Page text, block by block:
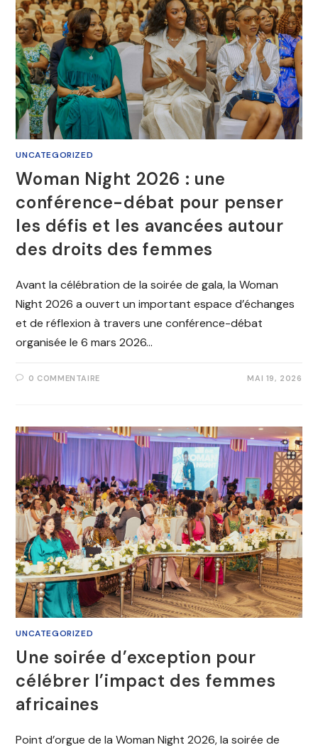
UNCATEGORIZED
Woman Night 2026 : une
conférence-débat pour penser
les défis et les avancées autour
des droits des femmes
Avant la célébration de la soirée de gala, la Woman
Night 2026 a ouvert un important espace d’échanges
et de réflexion à travers une conférence-débat
organisée le 6 mars 2026…
0 COMMENTAIRE MAI 19, 2026
UNCATEGORIZED
Une soirée d’exception pour
célébrer l’impact des femmes
africaines
Point d’orgue de la Woman Night 2026, la soirée de